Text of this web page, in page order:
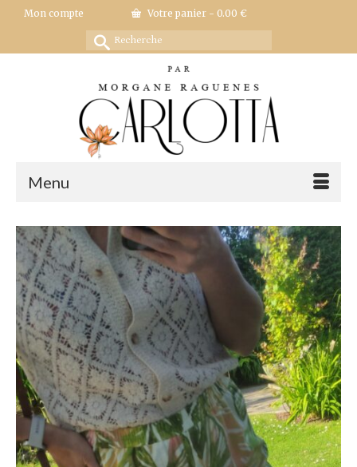
Mon compte Votre panier - 0.00 €
Rechercher :
Menu